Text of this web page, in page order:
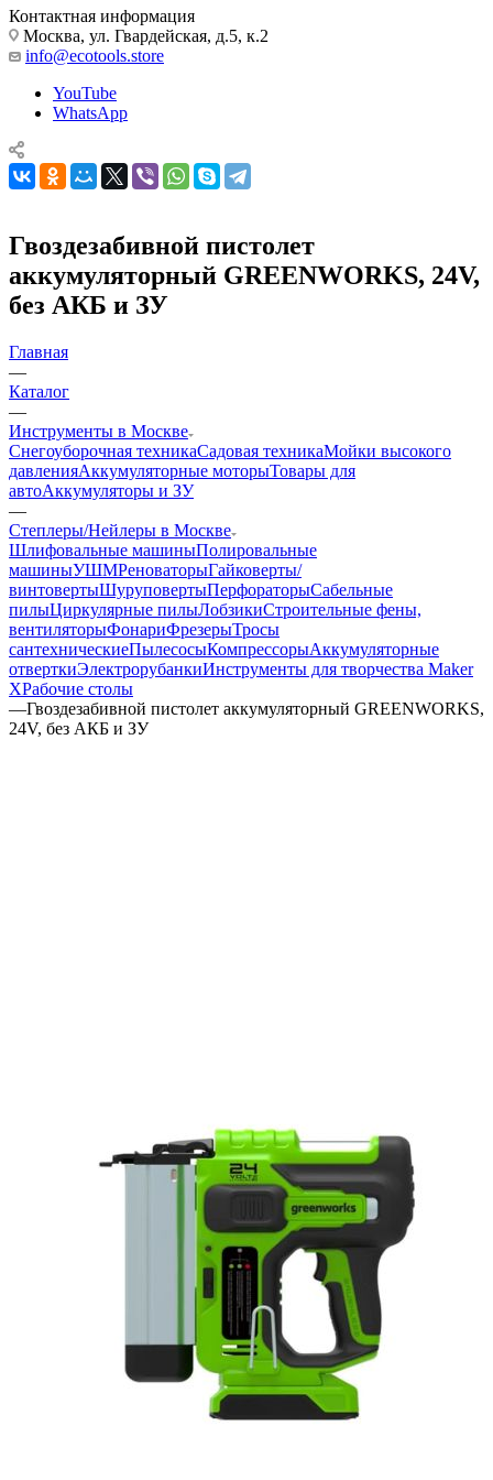
Контактная информация
Москва, ул. Гвардейская, д.5, к.2
info@ecotools.store
YouTube
WhatsApp
Гвоздезабивной пистолет
аккумуляторный GREENWORKS, 24V,
без АКБ и ЗУ
Главная
—
Каталог
—
Инструменты в Москве
Снегоуборочная техникаСадовая техникаМойки высокого
давленияАккумуляторные моторыТовары для
автоАккумуляторы и ЗУ
—
Степлеры/Нейлеры в Москве
Шлифовальные машиныПолировальные
машиныУШМРеноваторыГайковерты/
винтовертыШуруповертыПерфораторыСабельные
пилыЦиркулярные пилыЛобзикиСтроительные фены,
вентиляторыФонариФрезерыТросы
сантехническиеПылесосыКомпрессорыАккумуляторные
отверткиЭлектрорубанкиИнструменты для творчества Maker
XРабочие столы
—Гвоздезабивной пистолет аккумуляторный GREENWORKS,
24V, без АКБ и ЗУ